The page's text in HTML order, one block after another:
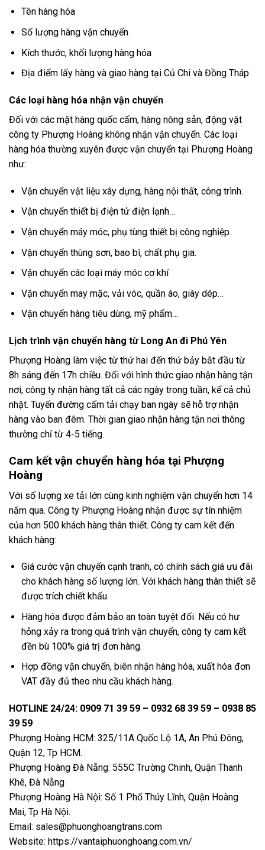
Tên hàng hóa
Số lượng hàng vận chuyển
Kích thước, khối lượng hàng hóa
Địa điểm lấy hàng và giao hàng tại Củ Chi và Đồng Tháp
Các loại hàng hóa nhận vận chuyển
Đối với các mặt hàng quốc cấm, hàng nông sản, động vật
công ty Phượng Hoàng không nhận vận chuyển. Các loại
hàng hóa thường xuyên được vận chuyển tại Phượng Hoàng
như:
Vận chuyển vật liệu xây dựng, hàng nội thất, công trình.
Vận chuyển thiết bị điện tử điện lạnh…
Vận chuyển máy móc, phụ tùng thiết bị công nghiệp.
Vận chuyển thùng sơn, bao bì, chất phụ gia.
Vận chuyển các loại máy móc cơ khí
Vận chuyển may mặc, vải vóc, quần áo, giày dép…
Vận chuyển hàng tiêu dùng, mỹ phẩm…
Lịch trình vận chuyển hàng từ Long An đi Phú Yên
Phượng Hoàng làm việc từ thứ hai đến thứ bảy bắt đầu từ
8h sáng đến 17h chiều. Đối với hình thức giao nhận hàng tận
nơi, công ty nhận hàng tất cả các ngày trong tuần, kể cả chủ
nhật. Tuyến đường cấm tải chạy ban ngày sẽ hỗ trợ nhận
hàng vào ban đêm. Thời gian giao nhận hàng tận nơi thông
thường chỉ từ 4-5 tiếng.
Cam kết vận chuyển hàng hóa tại Phượng
Hoàng
Với số lượng xe tải lớn cùng kinh nghiệm vận chuyển hơn 14
năm qua. Công ty Phượng Hoàng nhận được sự tín nhiệm
của hơn 500 khách hàng thân thiết. Công ty cam kết đến
khách hàng:
Giá cước vận chuyển cạnh tranh, có chính sách giá ưu đãi
cho khách hàng số lượng lớn. Với khách hàng thân thiết sẽ
được trích chiết khấu.
Hàng hóa được đảm bảo an toàn tuyệt đối. Nếu có hư
hỏng xảy ra trong quá trình vận chuyển, công ty cam kết
đền bù 100% giá trị đơn hàng.
Hợp đồng vận chuyển, biên nhận hàng hóa, xuất hóa đơn
VAT đầy đủ theo nhu cầu khách hàng.
HOTLINE 24/24: 0909 71 39 59 – 0932 68 39 59 – 0938 85
39 59
Phượng Hoàng HCM: 325/11A Quốc Lộ 1A, An Phú Đông,
Quận 12, Tp HCM.
Phượng Hoàng Đà Nẵng: 555C Trường Chinh, Quận Thanh
Khê, Đà Nẵng
Phượng Hoàng Hà Nội: Số 1 Phố Thúy Lĩnh, Quận Hoàng
Mai, Tp Hà Nội.
Email: sales@phuonghoangtrans.com
Website: https://vantaiphuonghoang.com.vn/